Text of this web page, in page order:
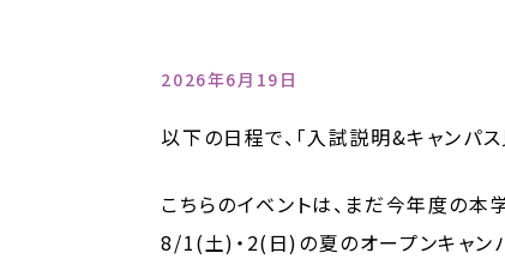
2026年6月19日
以下の日程で、「入試説明&キャンパ
こちらのイベントは、まだ今年度の本
8/1(土)・2(日)の夏のオープンキャン